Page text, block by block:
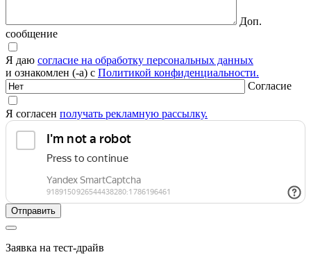
Доп.
сообщение
Я даю согласие на обработку персональных данных
и ознакомлен (-а) с Политикой конфиденциальности.
Согласие
Я согласен получать рекламную рассылку.
Заявка на тест-драйв